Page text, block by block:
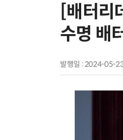
[배터리
수명 배
발행일 : 2024-05-